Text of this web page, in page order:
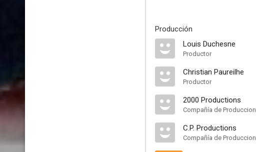
Producción
Louis Duchesne
Productor
Christian Paureilhe
Productor
2000 Productions
Compañía de Produccion
C.P. Productions
Compañía de Produccion